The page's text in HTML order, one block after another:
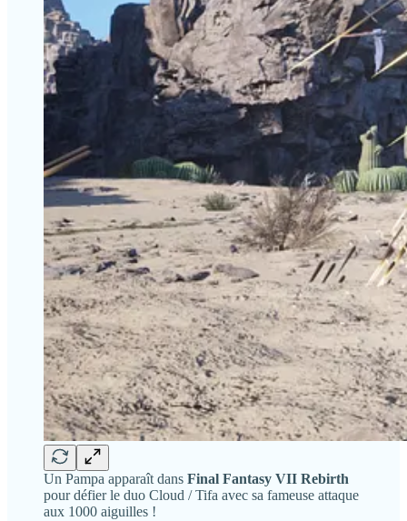
Un Pampa apparaît dans Final Fantasy VII Rebirth
pour défier le duo Cloud / Tifa avec sa fameuse attaque
aux 1000 aiguilles !